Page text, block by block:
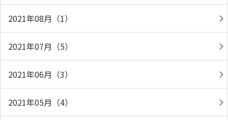
2021年08月（1）
2021年07月（5）
2021年06月（3）
2021年05月（4）